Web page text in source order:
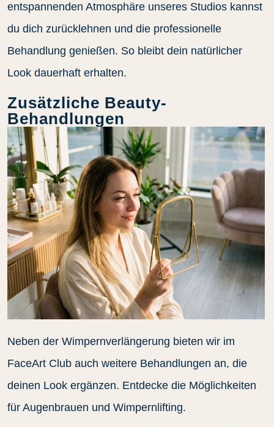
entspannenden Atmosphäre unseres Studios kannst
du dich zurücklehnen und die professionelle
Behandlung genießen. So bleibt dein natürlicher
Look dauerhaft erhalten.
Zusätzliche Beauty-
Behandlungen
Neben der Wimpernverlängerung bieten wir im
FaceArt Club auch weitere Behandlungen an, die
deinen Look ergänzen. Entdecke die Möglichkeiten
für Augenbrauen und Wimpernlifting.